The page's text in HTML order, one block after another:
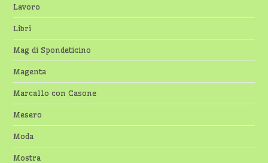
Lavoro
Libri
Mag di Spondeticino
Magenta
Marcallo con Casone
Mesero
Moda
Mostra